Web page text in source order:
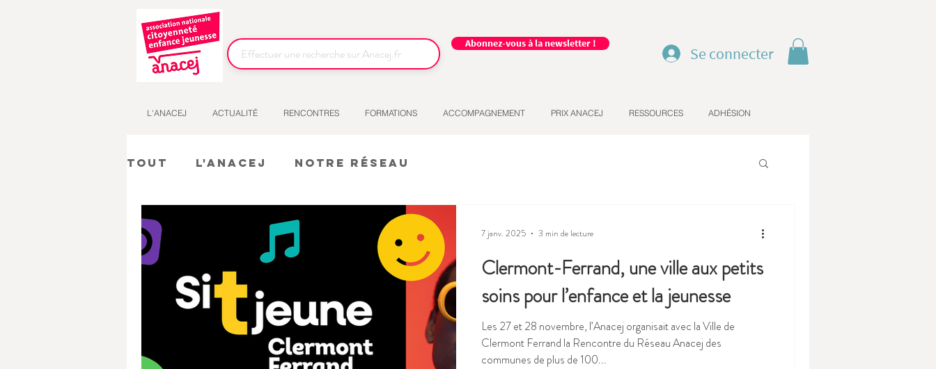
Abonnez-vous à la newsletter !
Se connecter
L'ANACEJ ACTUALITÉ RENCONTRES FORMATIONS ACCOMPAGNEMENT PRIX ANACEJ RESSOURCES ADHÉSION
Tout L'Anacej Notre réseau
Clermont-Ferrand, une ville aux petits
soins pour l’enfance et la jeunesse
Les 27 et 28 novembre, l’Anacej organisait avec la Ville de
Clermont Ferrand la Rencontre du Réseau Anacej des
communes de plus de 100...
7 janv. 2025 3 min de lecture